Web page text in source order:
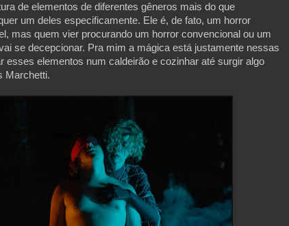
de elementos de diferentes gêneros mais do que
um deles especificamente. Ele é, de fato, um horror
mas quem vier procurando um horror convencional ou um
se decepcionar. Pra mim a mágica está justamente nessas
esses elementos num caldeirão e cozinhar até surgir algo
Marchetti.